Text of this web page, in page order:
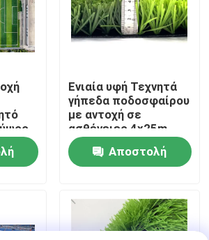
μας
Ενιαία υφή Τεχνητά
γήπεδα ποδοσφαίρου
με αντοχή σε
ασθένειες 4x25m
Αποστολή